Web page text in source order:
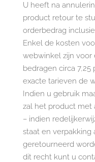
U heeft na
product retour te
orderbedrag
Enkel de kosten
webwinkel zijn voor
bedragen circa
exacte tarieven de
Indien u gebruik
zal het product met
– indien
staat en verpakking
geretourneerd
dit recht kunt u